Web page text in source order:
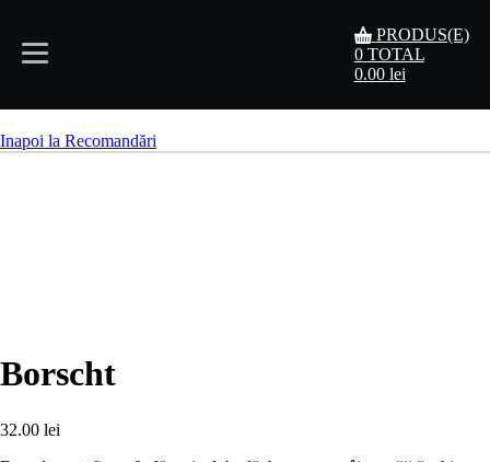
PRODUS(E)
0 TOTAL
0.00 lei
Inapoi la Recomandări
Borscht
32.00 lei